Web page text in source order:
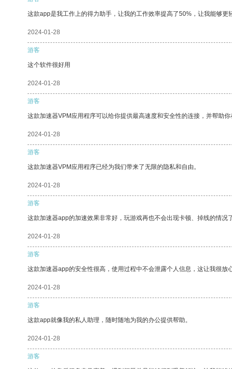
这款app是我工作上的得力助手，让我的工作效率提高了50%，让我能够更
2024-01-28
游客
这个软件很好用
2024-01-28
游客
这款加速器VPM应用程序可以给你提供最高速度和安全性的连接，并帮助你
2024-01-28
游客
这款加速器VPM应用程序已经为我们带来了无限的隐私和自由。
2024-01-28
游客
这款加速器app的加速效果非常好，玩游戏再也不会出现卡顿、掉线的情
2024-01-28
游客
这款加速器app的安全性很高，使用过程中不会泄露个人信息，这让我很
2024-01-28
游客
这款app就像我的私人助理，随时随地为我的办公提供帮助。
2024-01-28
游客